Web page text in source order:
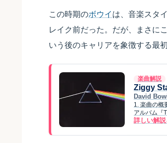
この時期のボウイ は、音楽スタ
レイク前だった。だが、まさに
いう後のキャリアを象徴する最
楽曲解説
Ziggy
David
1. 楽曲の概
アルバム『
詳しい解